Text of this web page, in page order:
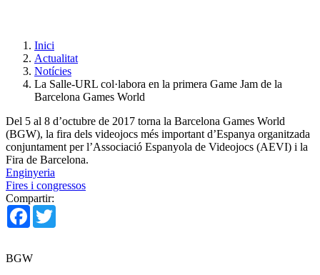
Inici
Actualitat
Notícies
La Salle-URL col·labora en la primera Game Jam de la
Barcelona Games World
Del 5 al 8 d’octubre de 2017 torna la Barcelona Games World
(BGW), la fira dels videojocs més important d’Espanya organitzada
conjuntament per l’Associació Espanyola de Videojocs (AEVI) i la
Fira de Barcelona.
Enginyeria
Fires i congressos
Compartir:
Facebook
BGW